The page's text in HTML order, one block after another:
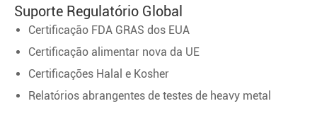
Suporte Regulatório Global
Certificação FDA GRAS dos EUA
Certificação alimentar nova da UE
Certificações Halal e Kosher
Relatórios abrangentes de testes de heavy metal